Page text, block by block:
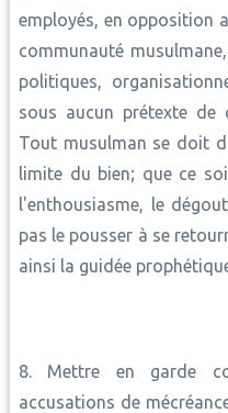
employés, en opposition
communauté
politiques,
sous aucun prétexte de
Tout musulman se doit
limite du bien; que ce
l'enthousiasme, le
pas le pousser à se
ainsi la guidée
8. Mettre en garde
accusations de